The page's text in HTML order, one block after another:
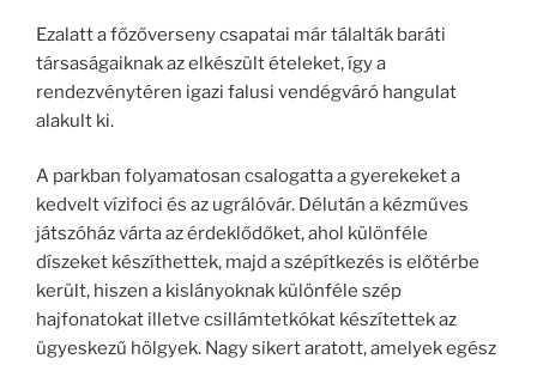
Ezalatt a főzőverseny csapatai már tálalták baráti
társaságaiknak az elkészült ételeket, így a
rendezvénytéren igazi falusi vendégváró hangulat
alakult ki.
A parkban folyamatosan csalogatta a gyerekeket a
kedvelt vízifoci és az ugrálóvár. Délután a kézműves
játszóház várta az érdeklődőket, ahol különféle
díszeket készíthettek, majd a szépítkezés is előtérbe
került, hiszen a kislányoknak különféle szép
hajfonatokat illetve csillámtetkókat készítettek az
ügyeskezű hölgyek. Nagy sikert aratott, amelyek egész